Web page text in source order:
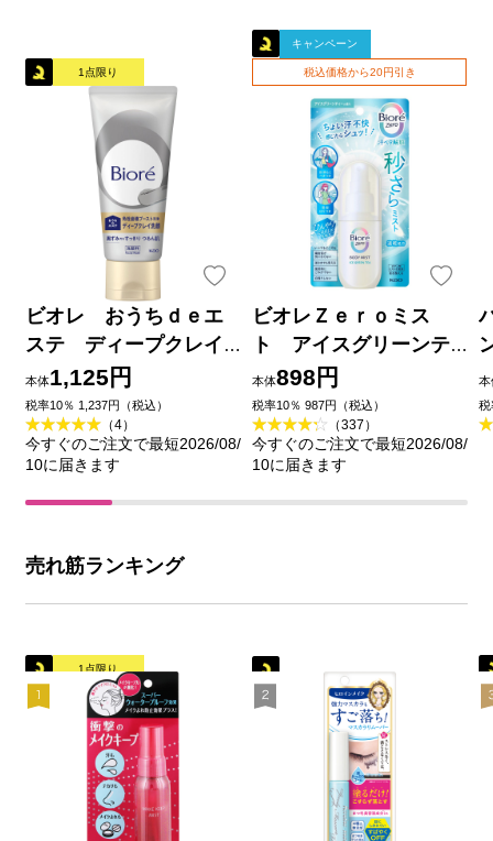
1点限り
ビオレ おうちｄｅエ
ステ ディープクレイ
洗顔 １８０ｇ 花王
本体1,125円
税率10％ 1,237円（税込）
（4）
今すぐのご注文で最短2026/08/
10に届きます
キャンペーン
税込価格から20円引き
ビオレＺｅｒｏミス
ト アイスグリーンテ
ィーの香り ６０ｍＬ 花
王
本体898円
税率10％ 987円（税込）
（337）
今すぐのご注文で最短2026/08/
10に届きます
本
税
売れ筋ランキング
1点限り